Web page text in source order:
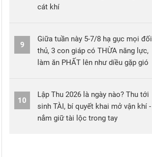
cát khí
9
Giữa tuần này 5-7/8 hạ gục mọi đối
thủ, 3 con giáp có THỪA năng lực,
làm ăn PHẤT lên như diều gặp gió
10
Lập Thu 2026 là ngày nào? Thu tới
sinh TÀI, bí quyết khai mở vận khí -
nắm giữ tài lộc trong tay